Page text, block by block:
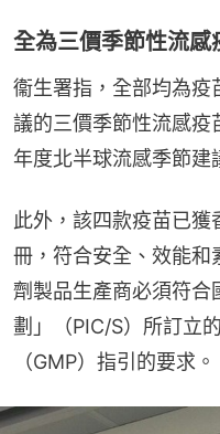
全為三價季節性流
衞生署指，全部均為疫
議的三價季節性流感
年度北半球流感季節建
此外，該四款疫苗已
冊，符合安全、效能和
劑製品生產商必須符合
劃」（PIC/S）所訂立
（GMP）指引的要求。